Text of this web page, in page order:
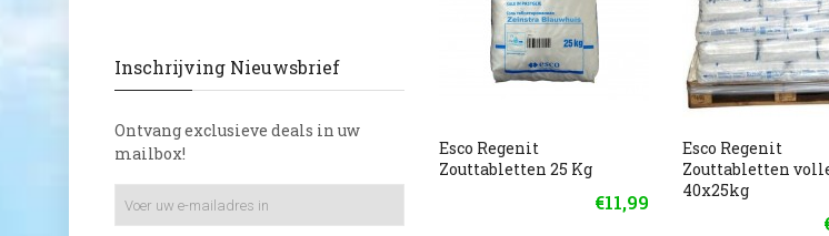
Inschrijving Nieuwsbrief
Ontvang exclusieve deals in uw
mailbox!
Esco Regenit
Zouttabletten 25 Kg
€11,99
Esco Regenit
Zouttabletten
40x25kg